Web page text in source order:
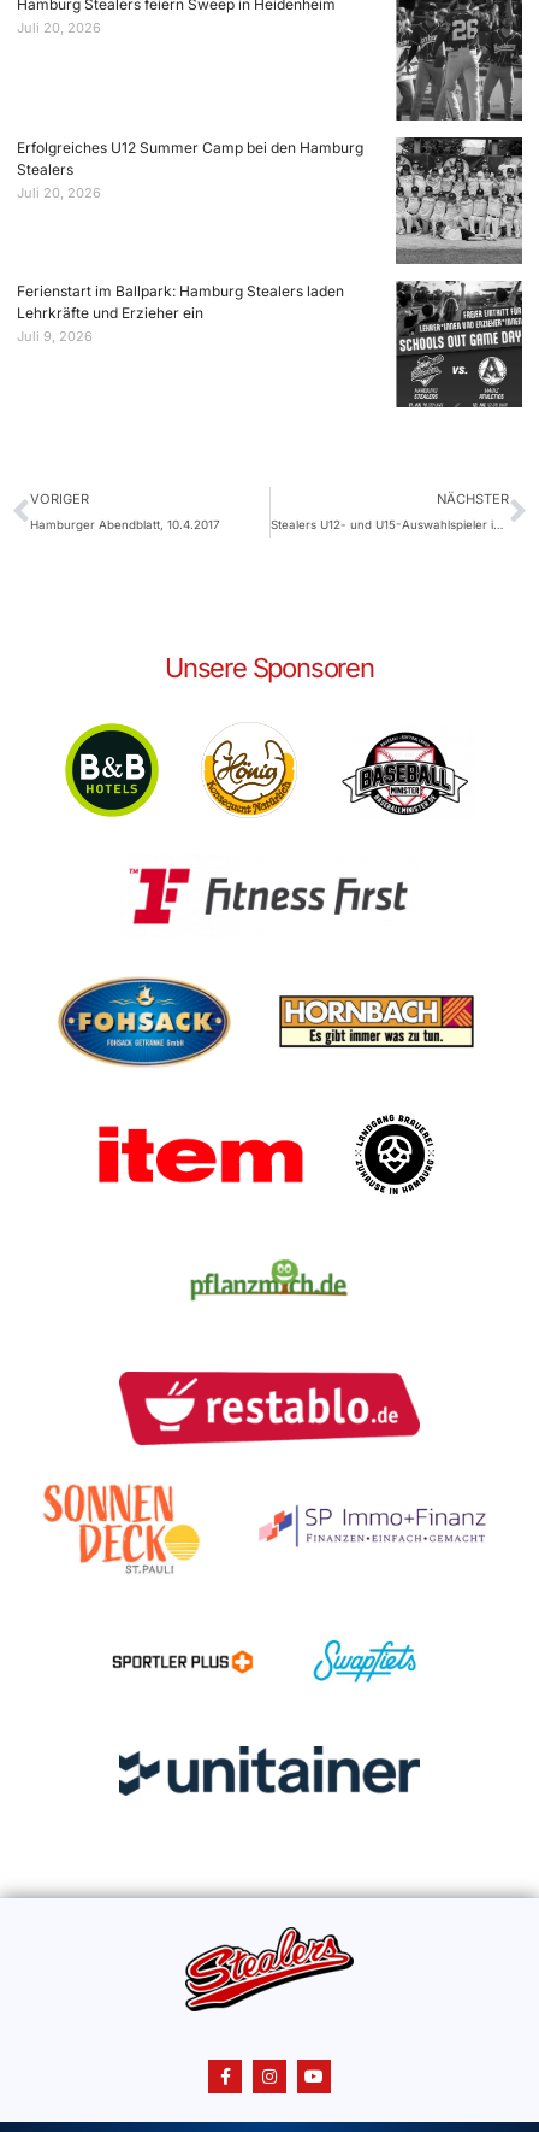
Hamburg Stealers feiern Sweep in Heidenheim
Juli 20, 2026
Erfolgreiches U12 Summer Camp bei den Hamburg
Stealers
Juli 20, 2026
Ferienstart im Ballpark: Hamburg Stealers laden
Lehrkräfte und Erzieher ein
Juli 9, 2026
VORIGER
Hamburger Abendblatt, 10.4.2017
NÄCHSTER
Stealers U12- und U15-Auswahlspieler in Köln
Unsere Sponsoren